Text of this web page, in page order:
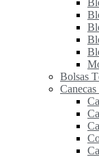
Bolsas